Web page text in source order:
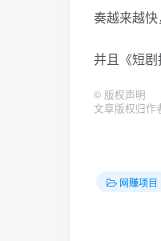
奏越来越
并且《短
© 版权声明
文章版权归作
网赚项目